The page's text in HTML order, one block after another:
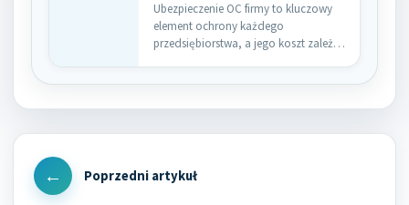
Ubezpieczenie OC firmy to kluczowy
element ochrony każdego
przedsiębiorstwa, a jego koszt zależy
Nawigacja
wpisu
Previous